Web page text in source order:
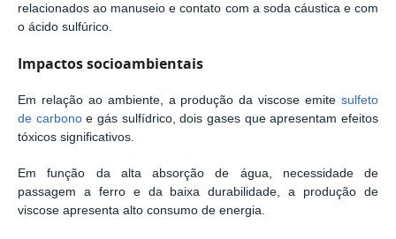
relacionados ao manuseio e contato com a soda cáustica e com
o ácido sulfúrico.
Impactos socioambientais
Em relação ao ambiente, a produção da viscose emite sulfeto
de carbonoe gás sulfídrico, dois gases que apresentam efeitos
tóxicos significativos.
Em função da alta absorção de água, necessidade de
passagem a ferro e da baixa durabilidade, a produção de
viscose apresenta alto consumo de energia.